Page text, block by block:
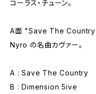
コーラス・チューン。
A面 "Save The
Nyro の名曲カヴァー。
A : Save The Country
B : Dimension 5ive